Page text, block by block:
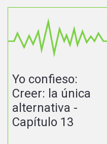
Yo confieso:
Creer: la única
alternativa -
Capítulo 13